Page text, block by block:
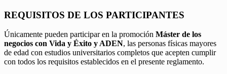
REQUISITOS DE LOS PARTICIPANTES
Únicamente pueden participar en la promoción Máster de los
negocios con Vida y Éxito y ADEN, las personas físicas mayores
de edad con estudios universitarios completos que acepten cumplir
con todos los requisitos establecidos en el presente reglamento.